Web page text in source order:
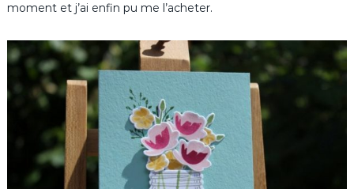
moment et j’ai enfin pu me l’acheter.